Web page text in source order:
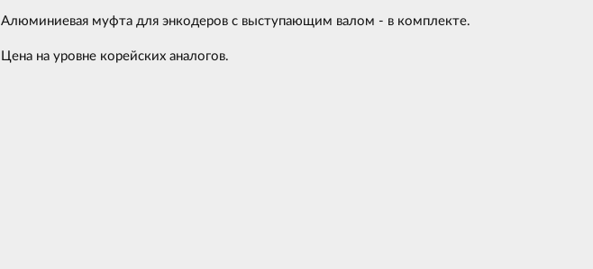
Алюминиевая муфта для энкодеров с выступающим валом - в комплекте.
Цена на уровне корейских аналогов.